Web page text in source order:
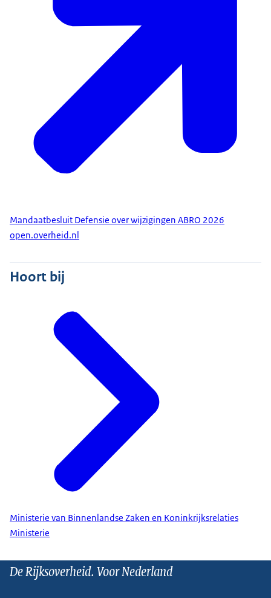
Mandaatbesluit Defensie over wijzigingen ABRO 2026
open.overheid.nl
Hoort bij
Ministerie van Binnenlandse Zaken en Koninkrijksrelaties
Ministerie
De Rijksoverheid. Voor Nederland